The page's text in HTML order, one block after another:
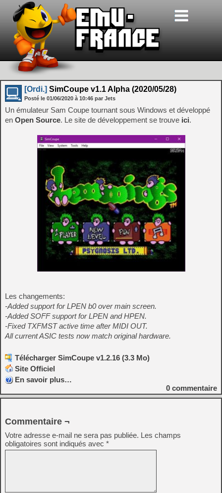
[Ordi.] SimCoupe v1.1 Alpha (2020/05/28)
Posté le 01/06/2020 à 10:46 par Jets
Un émulateur Sam Coupe tournant sous Windows et développé
en Open Source. Le site de développement se trouve ici.
Les changements:
-Added support for LPEN b0 over main screen.
-Added SOFF support for LPEN and HPEN.
-Fixed TXFMST active time after MIDI OUT.
All current ASIC tests now match original hardware.
Télécharger SimCoupe v1.2.16 (3.3 Mo)
Site Officiel
En savoir plus…
0 commentaire
Commentaire ¬
Votre adresse e-mail ne sera pas publiée. Les champs
obligatoires sont indiqués avec *